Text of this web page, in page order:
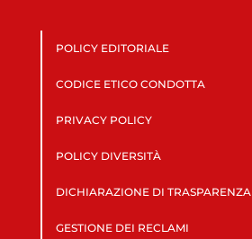
POLICY EDITORIALE
CODICE ETICO CONDOTTA
PRIVACY POLICY
POLICY DIVERSITÀ
DICHIARAZIONE DI TRASPARENZA
GESTIONE DEI RECLAMI